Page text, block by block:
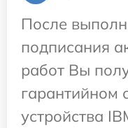
После
подписания
работ Вы
гарантийном
устройства